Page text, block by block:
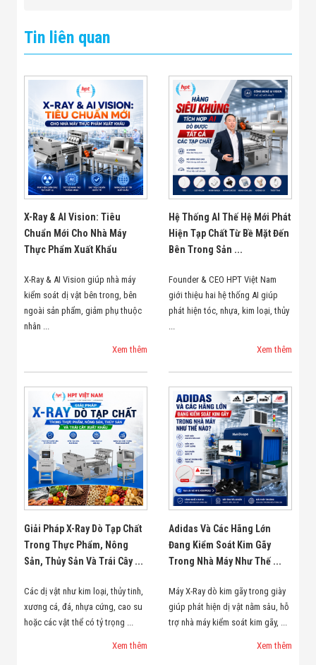
Tin liên quan
X-Ray & AI Vision: Tiêu
Chuẩn Mới Cho Nhà Máy
Thực Phẩm Xuất Khẩu
X-Ray & AI Vision giúp nhà máy
kiểm soát dị vật bên trong, bên
ngoài sản phẩm, giảm phụ thuộc
nhân ...
Xem thêm
Hệ Thống AI Thế Hệ Mới Phát
Hiện Tạp Chất Từ Bề Mặt Đến
Bên Trong Sản ...
Founder & CEO HPT Việt Nam
giới thiệu hai hệ thống AI giúp
phát hiện tóc, nhựa, kim loại, thủy
...
Xem thêm
Giải Pháp X-Ray Dò Tạp Chất
Trong Thực Phẩm, Nông
Sản, Thủy Sản Và Trái Cây ...
Các dị vật như kim loại, thủy tinh,
xương cá, đá, nhựa cứng, cao su
hoặc các vật thể có tỷ trọng ...
Xem thêm
Adidas Và Các Hãng Lớn
Đang Kiểm Soát Kim Gãy
Trong Nhà Máy Như Thế ...
Máy X-Ray dò kim gãy trong giày
giúp phát hiện dị vật nằm sâu, hỗ
trợ nhà máy kiểm soát kim gãy, ...
Xem thêm